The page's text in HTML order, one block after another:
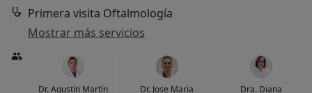
Primera visita Oftalmología
Mostrar más servicios
Dr. Agustín Martín
Dr. Jose Maria
Dra. Diana